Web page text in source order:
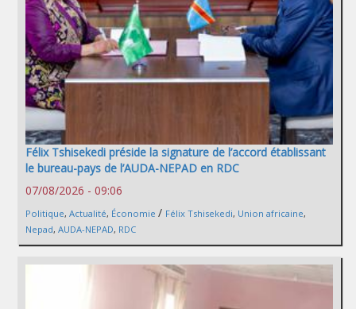
Félix Tshisekedi préside la signature de l’accord établissant
le bureau-pays de l’AUDA-NEPAD en RDC
07/08/2026 - 09:06
Politique, Actualité, Économie / Félix Tshisekedi, Union africaine,
Nepad, AUDA-NEPAD, RDC